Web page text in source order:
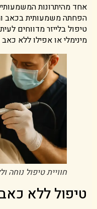
אחד מהיתרונות
הפחתה משמעותית בכאב
טיפול בלייזר מדווחים
מינימלי או אפילו ללא
חוויית טיפול נוחה
טיפול ללא